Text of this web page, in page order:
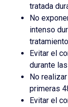
tratada
No
intenso
Evitar el
durante
No
primeras
Evitar el